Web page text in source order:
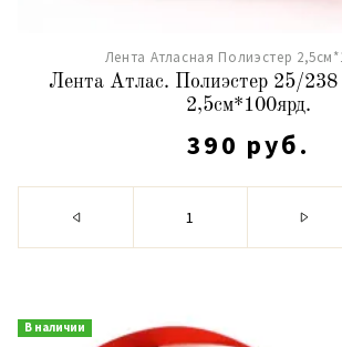
Лента Атласная Полиэстер
Лента Атлас. Полиэстер 25/238
2,5см*100ярд.
390 руб.
В наличии